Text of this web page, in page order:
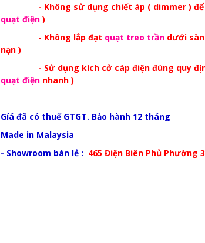
- Không sử dụng chiết áp ( dimmer ) để
quạt điện)
- Không lắp đạt quạt treo trầndưới sàn
nạn )
- Sử dụng kích cở cáp điện đúng quy định
quạt điệnnhanh )
Gíá đã có thuế GTGT. Bảo hành 12 tháng
Made in Malaysia
- Showroom bán lẻ : 465 Điện Biên Phủ Phường